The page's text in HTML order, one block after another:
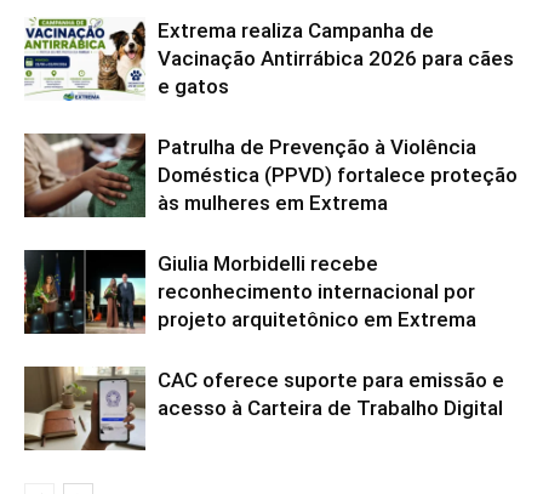
Extrema realiza Campanha de
Vacinação Antirrábica 2026 para cães
e gatos
Patrulha de Prevenção à Violência
Doméstica (PPVD) fortalece proteção
às mulheres em Extrema
Giulia Morbidelli recebe
reconhecimento internacional por
projeto arquitetônico em Extrema
CAC oferece suporte para emissão e
acesso à Carteira de Trabalho Digital